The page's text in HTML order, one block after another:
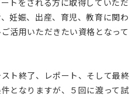
トをされる方に取得していただ
妊娠、出産、育児、教育に関わ
活用いただきたい資格となって
ト終了、レポート、そして最終
となりますが、５回に渡って試